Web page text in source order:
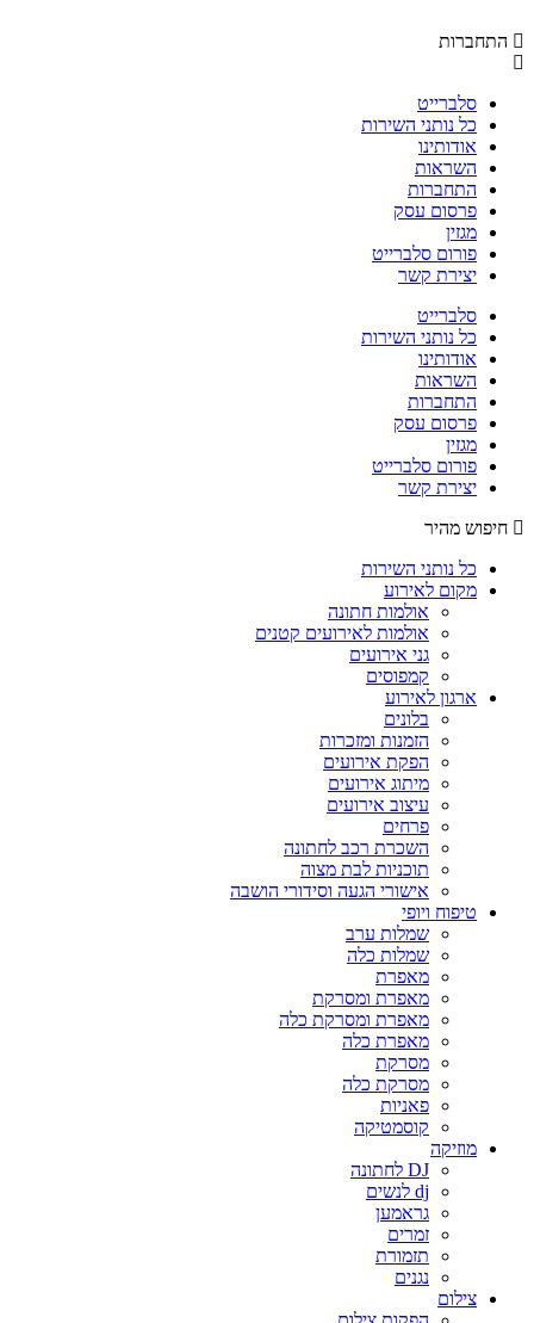
התחברות
סלברייט
כל נותני השירות
אודותינו
השראות
התחברות
פרסום עסק
מגזין
פורום סלברייט
יצירת קשר
סלברייט
כל נותני השירות
אודותינו
השראות
התחברות
פרסום עסק
מגזין
פורום סלברייט
יצירת קשר
חיפוש מהיר
כל נותני השירות
מקום לאירוע
אולמות חתונה
אולמות לאירועים קטנים
גני אירועים
קמפוסים
ארגון לאירוע
בלונים
הזמנות ומזכרות
הפקת אירועים
מיתוג אירועים
עיצוב אירועים
פרחים
השכרת רכב לחתונה
תוכניות לבת מצוה
אישורי הגעה וסידורי הושבה
טיפוח ויופי
שמלות ערב
שמלות כלה
מאפרת
מאפרת ומסרקת
מאפרת ומסרקת כלה
מאפרת כלה
מסרקת
מסרקת כלה
פאניות
קוסמטיקה
מוזיקה
DJ לחתונה
dj לנשים
גראמען
זמרים
תזמורת
נגנים
צילום